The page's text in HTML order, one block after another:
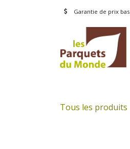
Se rendre au contenu
Garantie de prix bas
Tous les produits